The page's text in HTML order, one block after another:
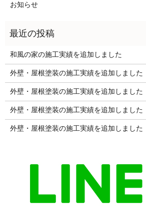
お知らせ
和風の家の施工実績を追加しました
外壁・屋根塗装の施工実績を追加しました
外壁・屋根塗装の施工実績を追加しました
外壁・屋根塗装の施工実績を追加しました
外壁・屋根塗装の施工実績を追加しました